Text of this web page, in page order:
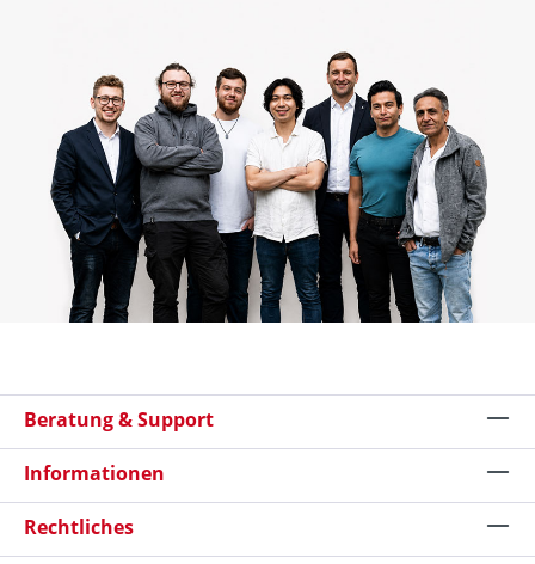
Beratung & Support
Informationen
Rechtliches